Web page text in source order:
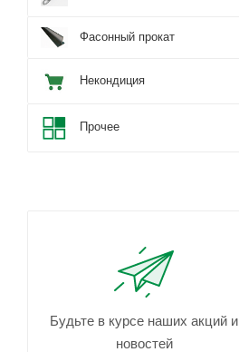
Фасонный прокат
Некондиция
Прочее
Будьте в курсе наших акций и
новостей